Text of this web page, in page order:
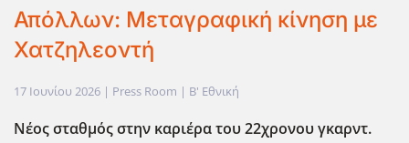
Απόλλων: Μεταγραφική κίνηση με
Χατζηλεοντή
17 Ιουνίου 2026 | Press Room | Β' Εθνική
Νέος σταθμός στην καριέρα του 22χρονου γκαρντ.